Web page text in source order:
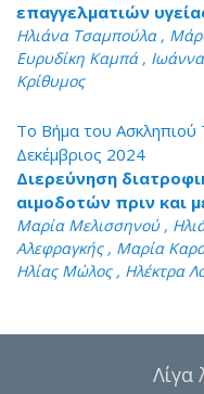
επαγγελματιών
Ηλιάνα Τσαμπούλα ,
Ευρυδίκη Καμπά ,
Κρίθυμος
Το Βήμα του
Δεκέμβριος 2024
Διερεύνηση
αιμοδοτών πριν και
Μαρία Μελισσηνού ,
Αλεφραγκής , Μαρία
Ηλίας Μώλος , Ηλέκτρα
Λίγα